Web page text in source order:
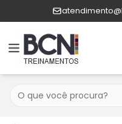
Menu
Pesquisar